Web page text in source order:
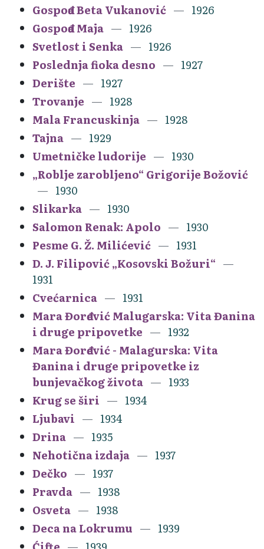
Gospođa Beta Vukanović
1926
Gospođa Maja
1926
Svetlost i Senka
1926
Poslednja fioka desno
1927
Derište
1927
Trovanje
1928
Mala Francuskinja
1928
Tajna
1929
Umetničke ludorije
1930
„Roblje zarobljeno“ Grigorije Božović
1930
Slikarka
1930
Salomon Renak: Apolo
1930
Pesme G. Ž. Milićević
1931
D. J. Filipović „Kosovski Božuri“
1931
Cvećarnica
1931
Mara Đorđević Malugarska: Vita Đanina
i druge pripovetke
1932
Mara Đorđević - Malagurska: Vita
Đanina i druge pripovetke iz
bunjevačkog života
1933
Krug se širi
1934
Ljubavi
1934
Drina
1935
Nehotična izdaja
1937
Dečko
1937
Pravda
1938
Osveta
1938
Deca na Lokrumu
1939